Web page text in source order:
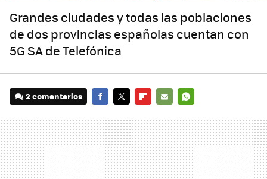
Grandes ciudades y todas las poblaciones
de dos provincias españolas cuentan con
5G SA de Telefónica
2 comentarios
MAIL